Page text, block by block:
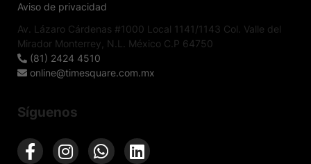
Aviso de privacidad
Av. Lázaro Cárdenas #1000 Local 1141/1143 Col. Valle del
Mirador Monterrey, N.L. México C.P 64750
(81) 2424 4510
online@timesquare.com.mx
Síguenos